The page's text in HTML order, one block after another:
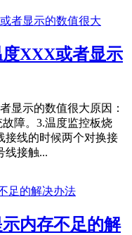
XXX或者显示
显示的数值很大原因：
障。3.温度监控板烧
接线的时候两个对换接
线接触...
内存不足的解